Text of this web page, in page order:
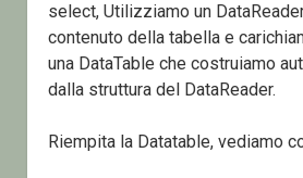
select, Utilizziamo un
contenuto della tabella e
una DataTable che costruiamo
dalla struttura del DataReader.
Riempita la Datatable, vediamo